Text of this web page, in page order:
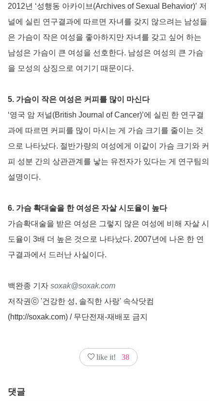
2012년 ‘성행동 아카이브(Archives of Sexual Behavior)’ 저
널에 실린 연구결과에 따르면 자녀를 갖지 않으려는 남성들
은 가슴이 작은 여성을 좋아하지만 자녀를 갖고 싶어 하는
남성은 가슴이 큰 여성을 선호한다. 남성은 여성의 큰 가슴
을 모성의 상징으로 여기기 때문이다.
5. 가슴이 작은 여성은 커피를 많이 마신다
‘영국 암 저널(British Journal of Cancer)’에 실린 한 연구결
과에 따르면 커피를 많이 마시는 게 가슴 크기를 줄이는 것
으로 나타났다. 절반가량의 여성에게 이같이 가슴 크기와 커
피 성분 간의 상관관계를 낳는 유전자가 있다는 게 연구팀의
설명이다.
6. 가슴 확대술을 한 여성은 자살 시도율이 높다
가슴확대술을 받은 여성은 그렇지 않은 여성에 비해 자살 시
도율이 3배 더 높은 것으로 나타났다. 2007년에 나온 한 연
구결과에서 드러난 사실이다.
백완종 기자 soxak@soxak.com
저작권ⓒ '건강한 성, 솔직한 사랑' 속삭닷컴
(http://soxak.com) / 무단전재-재배포 금지
like it! 38
댓글